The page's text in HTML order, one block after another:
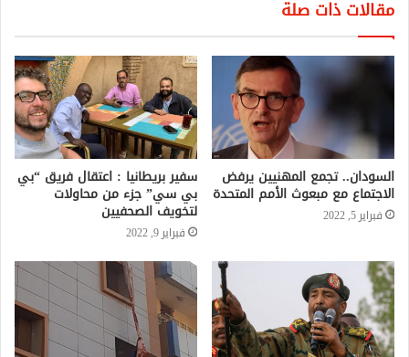
مقالات ذات صلة
السودان.. تجمع المهنيين يرفض
الاجتماع مع مبعوث الأمم المتحدة
فبراير 5, 2022
سفير بريطانيا : اعتقال فريق “بي
بي سي” جزء من محاولات
لتخويف الصحفيين
فبراير 9, 2022